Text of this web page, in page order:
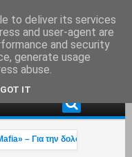
– Για την δολοφνία
to deliver its services
and user-agent are
and security
generate usage
abuse.
GOT IT